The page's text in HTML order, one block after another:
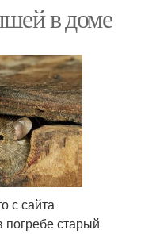
в доме
с сайта
погребе старый